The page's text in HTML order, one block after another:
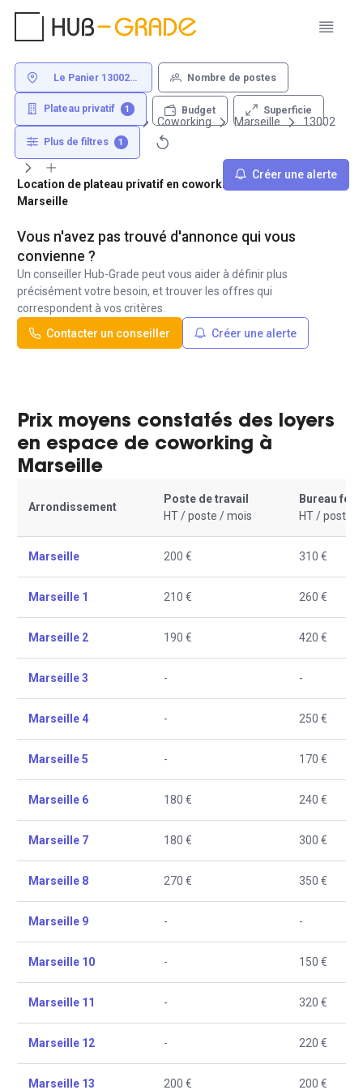
Le Panier 13002
Nombre de postes
Plateau privatif 1 Budget Superficie
Plus de filtres 1
Créer une alerte
Coworking Marseille
13002
Le Panier
Location de plateau privatif en coworking - Le Panier 13002
Marseille
Vous n'avez pas trouvé d'annonce qui vous
convienne ?
Un conseiller Hub-Grade peut vous aider à définir plus
précisément votre besoin, et trouver les offres qui
correspondent à vos critères.
Contacter un conseiller
Créer une alerte
Prix moyens constatés des loyers
en espace de coworking à
Marseille
Arrondissement
Poste de travail
HT / poste / mois
Bureau
HT / poste /
Marseille 200 € 310 €
Marseille 1 210 € 260 €
Marseille 2 190 € 420 €
Marseille 3 - -
Marseille 4 - 250 €
Marseille 5 - 170 €
Marseille 6 180 € 240 €
Marseille 7 180 € 300 €
Marseille 8 270 € 350 €
Marseille 9 - -
Marseille 10 - 150 €
Marseille 11 - 320 €
Marseille 12 - 220 €
Marseille 13 200 € 200 €